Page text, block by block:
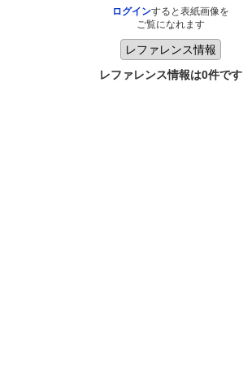
ログインすると表紙画像を
ご覧になれます
レファレンス情報は0件です